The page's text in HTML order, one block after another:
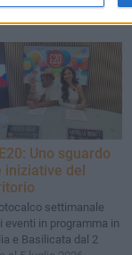
Uno sguardo
iniziative del
settimanale
eventi in programma in
e Basilicata dal 2